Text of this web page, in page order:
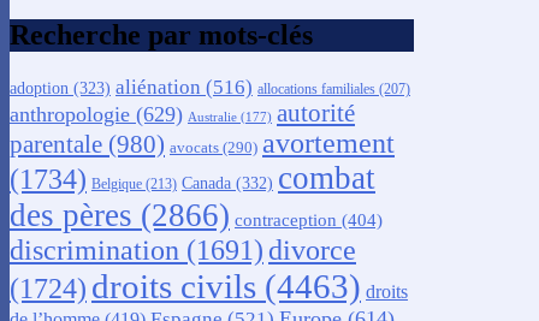
Recherche par mots-clés
adoption (323) aliénation (516) allocations familiales (207)
anthropologie (629) Australie (177) autorité
parentale (980) avocats (290) avortement
(1734) Belgique (213) Canada (332) combat
des pères (2866) contraception (404)
discrimination (1691) divorce
(1724) droits civils (4463) droits